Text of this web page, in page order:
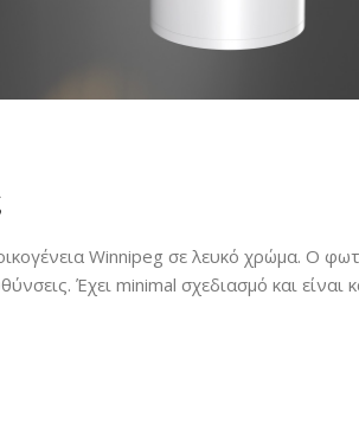
Winnipeg σε λευκό χρώμα. Ο
Έχει minimal σχεδιασμό και είναι